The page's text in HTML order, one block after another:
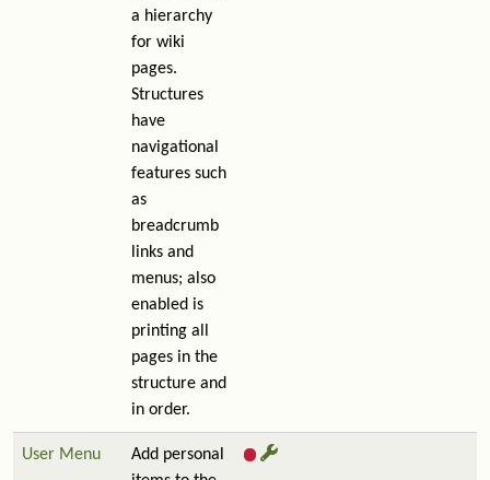
a hierarchy
for wiki
pages.
Structures
have
navigational
features such
as
breadcrumb
links and
menus; also
enabled is
printing all
pages in the
structure and
in order.
User Menu
Add personal